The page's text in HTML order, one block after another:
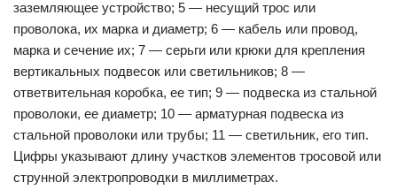
заземляющее устройство; 5 — несущий трос или
проволока, их марка и диаметр; 6 — кабель или провод,
марка и сечение их; 7 — серьги или крюки для крепления
вертикальных подвесок или светильников; 8 —
ответвительная коробка, ее тип; 9 — подвеска из стальной
проволоки, ее диаметр; 10 — арматурная подвеска из
стальной проволоки или трубы; 11 — светильник, его тип.
Цифры указывают длину участков элементов тросовой или
струнной электропроводки в миллиметрах.